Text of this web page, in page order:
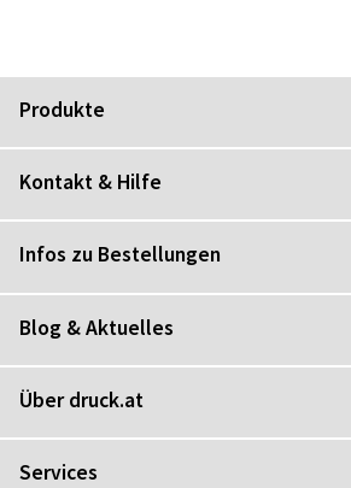
Produkte
Kontakt & Hilfe
Infos zu Bestellungen
Blog & Aktuelles
Über druck.at
Services